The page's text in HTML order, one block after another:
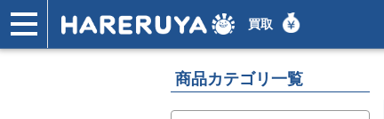
買取
商品カテゴリ一覧